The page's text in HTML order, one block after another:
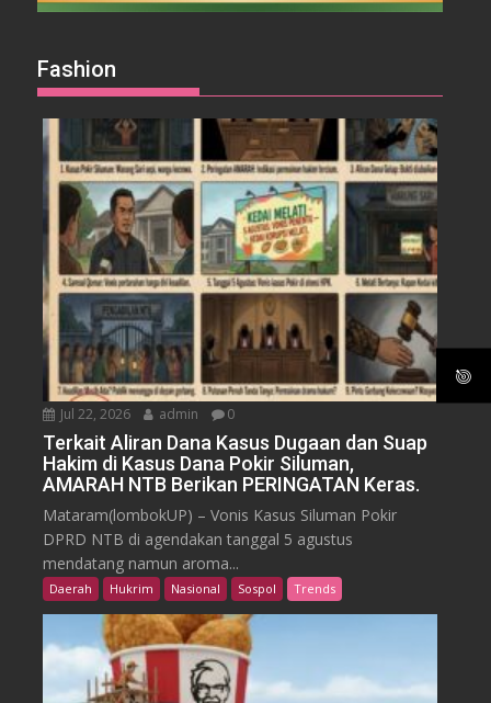
Fashion
Jul 22, 2026 admin 0
Terkait Aliran Dana Kasus Dugaan dan Suap
Hakim di Kasus Dana Pokir Siluman,
AMARAH NTB Berikan PERINGATAN Keras.
Mataram(lombokUP) – Vonis Kasus Siluman Pokir
DPRD NTB di agendakan tanggal 5 agustus
mendatang namun aroma...
Daerah Hukrim Nasional Sospol Trends